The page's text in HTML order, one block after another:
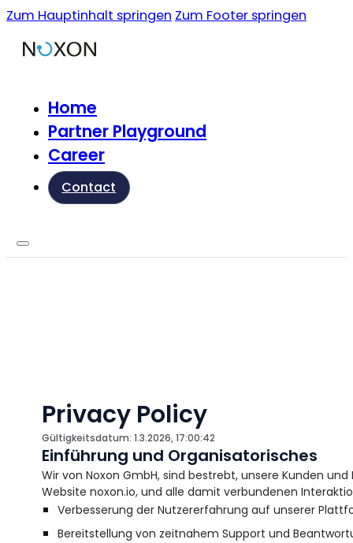
Zum Hauptinhalt springen Zum Footer springen
Home
Partner Playground
Career
Contact
Privacy Policy
Gültigkeitsdatum: 1.3.2026, 17:00:42
Einführung und Organisatorisches
Wir von Noxon GmbH, sind bestrebt, unsere Kunden
Website noxon.io, und alle damit verbundenen
Verbesserung der Nutzererfahrung auf unserer
Bereitstellung von zeitnahem Support und